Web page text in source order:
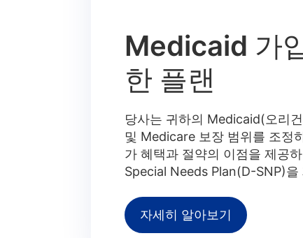
Medicaid 가
한 플랜
당사는 귀하의 Medicaid(오리
및 Medicare 보장 범위를 조정
가 혜택과 절약의 이점을 제공
Special Needs Plan(D-SNP)을
자세히 알아보기